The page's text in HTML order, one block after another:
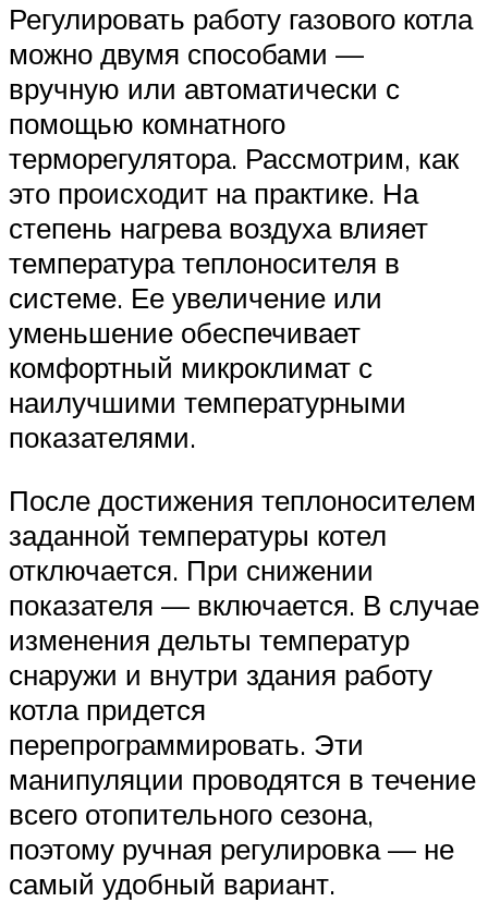
Регулировать работу газового котла
можно двумя способами —
вручную или автоматически с
помощью комнатного
терморегулятора. Рассмотрим, как
это происходит на практике. На
степень нагрева воздуха влияет
температура теплоносителя в
системе. Ее увеличение или
уменьшение обеспечивает
комфортный микроклимат с
наилучшими температурными
показателями.
После достижения теплоносителем
заданной температуры котел
отключается. При снижении
показателя — включается. В случае
изменения дельты температур
снаружи и внутри здания работу
котла придется
перепрограммировать. Эти
манипуляции проводятся в течение
всего отопительного сезона,
поэтому ручная регулировка — не
самый удобный вариант.